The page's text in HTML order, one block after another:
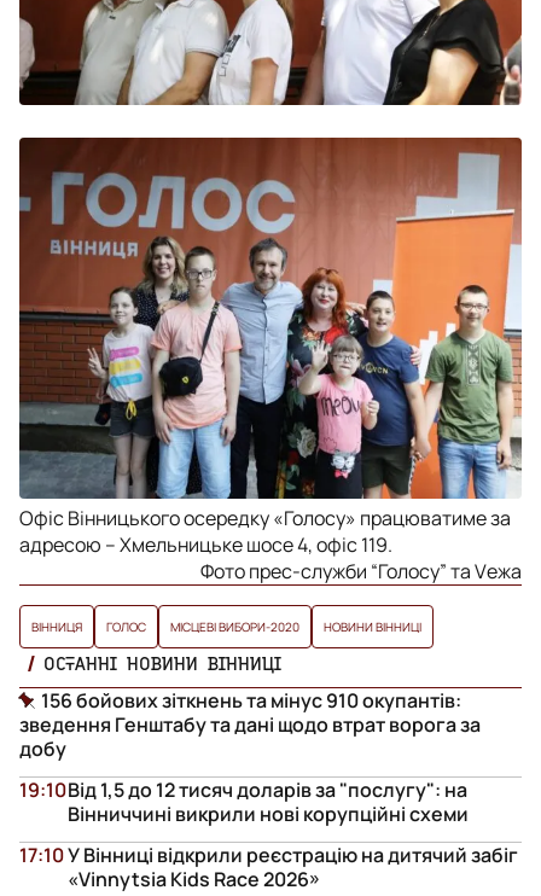
Офіс Вінницького осередку «Голосу» працюватиме за
адресою – Хмельницьке шосе 4, офіс 119.
Фото прес-служби “Голосу” та Vежа
ВІННИЦЯ ГОЛОС МІСЦЕВІ ВИБОРИ-2020 НОВИНИ ВІННИЦІ
ОСТАННІ НОВИНИ ВІННИЦІ
156 бойових зіткнень та мінус 910 окупантів:
зведення Генштабу та дані щодо втрат ворога за
добу
Від 1,5 до 12 тисяч доларів за "послугу": на
Вінниччині викрили нові корупційні схеми
19:10
У Вінниці відкрили реєстрацію на дитячий забіг
«Vinnytsia Kids Race 2026»
17:10